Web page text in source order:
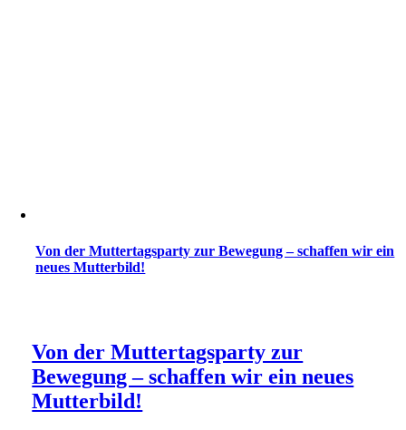
Von der Muttertagsparty zur Bewegung – schaffen wir ein
neues Mutterbild!
Von der Muttertagsparty zur
Bewegung – schaffen wir ein neues
Mutterbild!